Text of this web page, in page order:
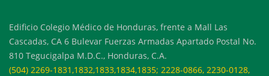
Edificio Colegio Médico de Honduras, frente a Mall Las
Cascadas, CA 6 Bulevar Fuerzas Armadas Apartado Postal No.
810 Tegucigalpa M.D.C., Honduras, C.A.
(504) 2269-1831,1832,1833,1834,1835; 2228-0866, 2230-0128,